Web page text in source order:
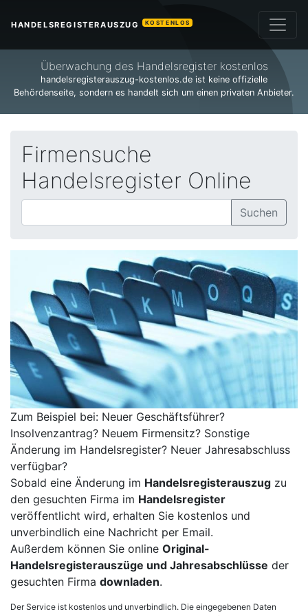
HANDELSREGISTERAUSZUG KOSTENLOS
Überwachung des Handelsregister kostenlos
handelsregisterauszug-kostenlos.de ist keine offizielle
Behördenseite, sondern es handelt sich um einen privaten Anbieter.
Firmensuche
Handelsregister Online
Suchen
Zum Beispiel bei: Neuer Geschäftsführer?
Insolvenzantrag? Neuem Firmensitz? Sonstige
Änderung im Handelsregister? Neuer Jahresabschluss
verfügbar?
Sobald eine Änderung im Handelsregisterauszug zu
den gesuchten Firma im Handelsregister
veröffentlicht wird, erhalten Sie kostenlos und
unverbindlich eine Nachricht per Email.
Außerdem können Sie online Original-
Handelsregisterauszüge und Jahresabschlüsse der
gesuchten Firma downladen.
Der Service ist kostenlos und unverbindlich. Die eingegebenen Daten